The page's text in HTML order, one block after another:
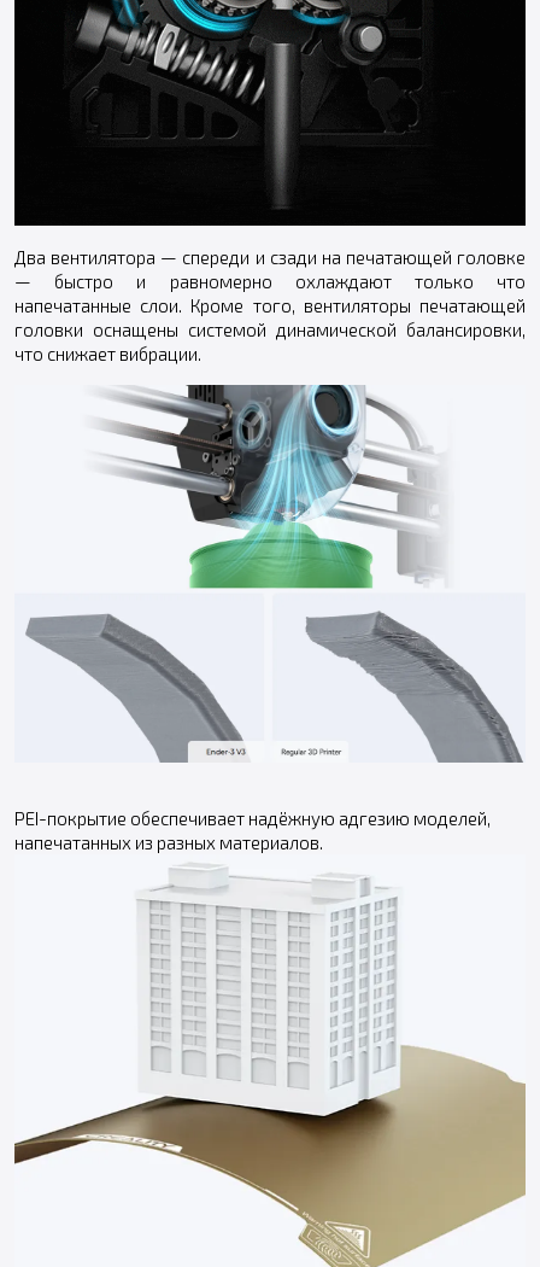
Два вентилятора — спереди и сзади на печатающей головке
— быстро и равномерно охлаждают только что
напечатанные слои. Кроме того, вентиляторы печатающей
головки оснащены системой динамической балансировки,
что снижает вибрации.
PEI-покрытие обеспечивает надёжную адгезию моделей,
напечатанных из разных материалов.